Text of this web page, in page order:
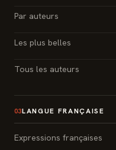
Par auteurs
Les plus belles
Tous les auteurs
03LANGUE FRANÇAISE
Expressions françaises